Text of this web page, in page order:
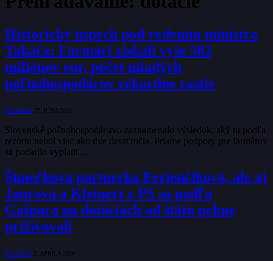
Historický úspech pod vedením ministra
Takáča: Farmári získali vyše 582
miliónov eur, počet mladých
poľnohospodárov rekordne rastie
POLITIKA 17. JÚNA 2026
Slovenské poľnohospodárstvo zaznamenalo výsledok, aký tu podľa
rezortu nebol viac ako dve desaťročia. Priame podpory pre farmárov
sa podarilo vyplatiť…
Šimečkova partnerka Ferienčíková, ale aj
Jaurová a Kleinert z PS sa podľa
Gašpara na dotáciách od štátu pekne
priživovali
POLITIKA 2. APRÍLA 2026